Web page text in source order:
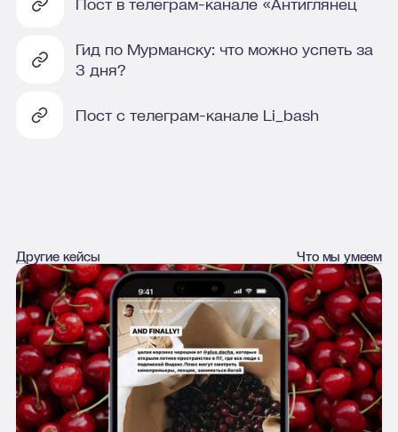
Гид по Мурманску: что можно успеть за
3 дня?
Пост с телеграм-канале Li_bash
Другие кейсы Что мы умеем